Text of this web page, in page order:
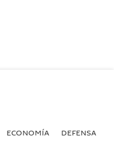
ECONOMÍA DEFENSA